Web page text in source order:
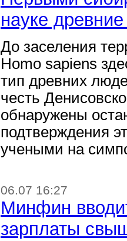
науке
До заселения
Homo sapiens
тип древних
честь
обнаружены
подтверждения
учеными на
06.07 16:27
Минфин
зарплаты